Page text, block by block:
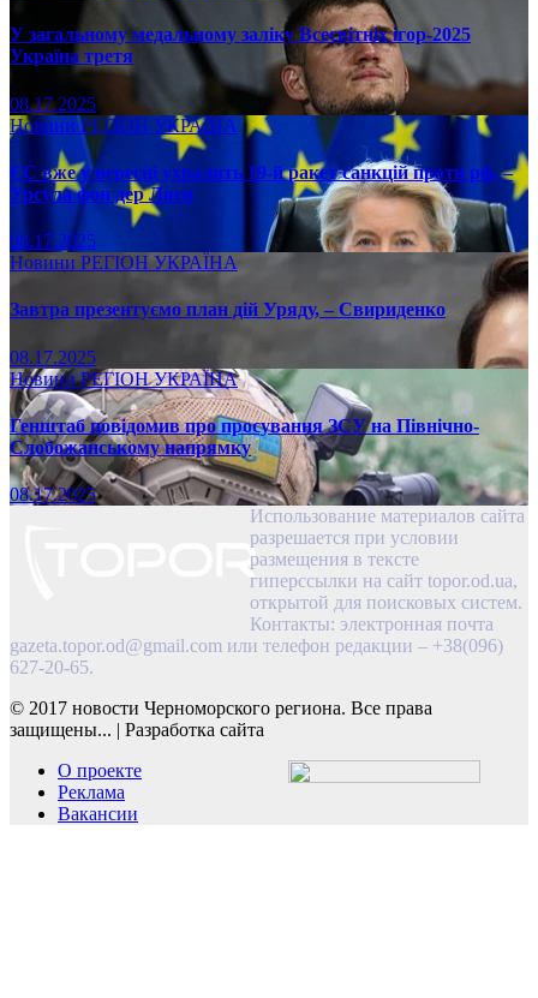
У загальному медальному заліку Всесвітніх ігор-2025
Україна третя
08.17.2025
НовиниРЕГІОН УКРАЇНА
ЄС вже у вересні ухвалить 19-й ракет санкцій проти рф, –
Урсула фон дер Ляєн
08.17.2025
Новини РЕГІОН УКРАЇНА
Завтра презентуємо план дій Уряду, – Свириденко
08.17.2025
НовиниРЕГІОНУКРАЇНА
Генштаб повідомив про просування ЗСУ на Північно-
Слобожанському напрямку
08.17.2025
Использование материалов сайта
разрешается при условии
размещения в тексте
гиперссылки на сайт topor.od.ua,
открытой для поисковых систем.
Контакты: электронная почта
gazeta.topor.od@gmail.com или телефон редакции – +38(096)
627-20-65.
© 2017 новости Черноморского региона. Все права
защищены... | Разработка сайта
О проекте
Реклама
Вакансии